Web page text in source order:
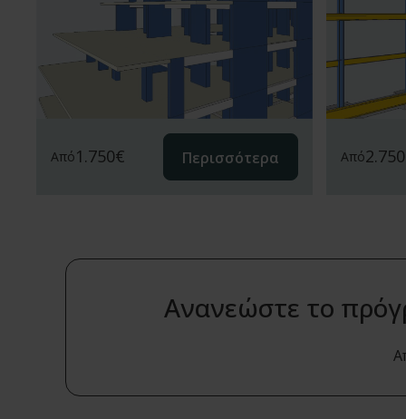
Από1.750€ Περισσότερα Από2.750
Ανανεώστε το